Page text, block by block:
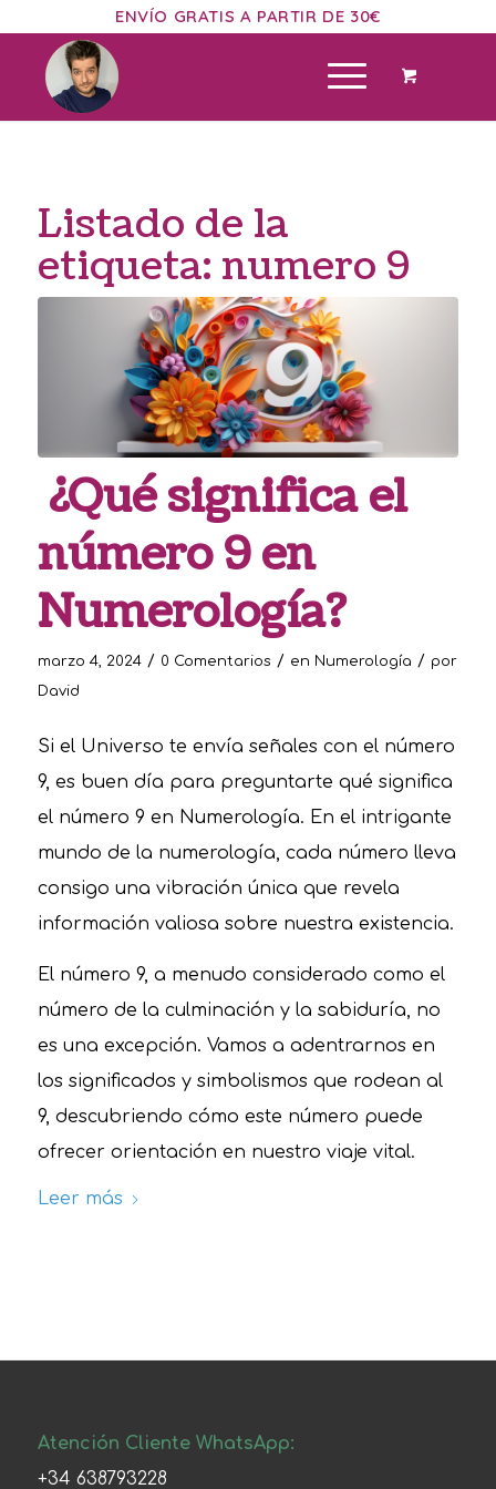
ENVÍO GRATIS A PARTIR DE 30€
Listado de la
etiqueta: numero 9
¿Qué significa el
número 9 en
Numerología?
marzo 4, 2024 / 0 Comentarios / en Numerología / por
David
Si el Universo te envía señales con el número
9, es buen día para preguntarte qué significa
el número 9 en Numerología. En el intrigante
mundo de la numerología, cada número lleva
consigo una vibración única que revela
información valiosa sobre nuestra existencia.
El número 9, a menudo considerado como el
número de la culminación y la sabiduría, no
es una excepción. Vamos a adentrarnos en
los significados y simbolismos que rodean al
9, descubriendo cómo este número puede
ofrecer orientación en nuestro viaje vital.
Leer más
Atención Cliente WhatsApp:
+34 638793228